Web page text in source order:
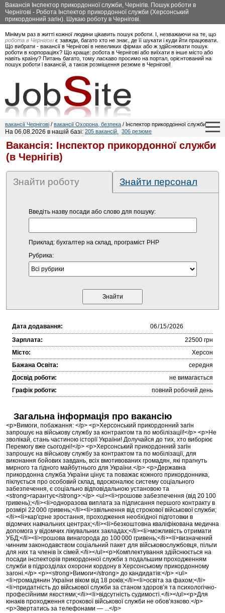
Вакансія Інспектор прикордонної служби, Чернігів. Пошук роботи в
Чернігові - Робота Інспектор прикордонної служби (Херсонський
прикордонний загін). Шукаю роботу в Чернігові.
Мінімум раз в житті кожної людини цікавить пошук роботи. І, незважаючи на те, що
робота в Черніговіє завжди, багато хто не знає, де її шукати і куди йти працювати.
Що вибрати - вакансії в Чернігові в невеликих фірмах або ж здійснювати пошук
роботи в корпораціях? Що краще: робота в Чернігові або виїхати в інше місто або
навіть країну? Питань багато, тому ласкаво просимо на портал, орієнтований на
пошук роботи і вакансій, а також розміщення резюме в Чернігові!
вакансії Чернігові / вакансії Охорона, безпека / Інспектор прикордонної служби
На 06.08.2026 в нашій базі: 205 вакансій, 306 резюме
Вакансія: Інспектор прикордонної служби
(в Чернігів)
Знайти роботу Знайти персонал
Введіть назву посади або слово для пошуку:
Приклад: бухгалтер на склад, програміст PHP
Рубрика:
Дата додавання:
Зарплата:
22500 грн
Місто:
Херсон
Бажана Освіта:
середня
Досвід роботи:
не вимагається
Графік роботи:
повний робочий день
Загальна інформація про вакансію
<p>Вимоги, побажання: </p> <p>Херсонський прикордонний загін
запрошує на військову службу за контрактом та по мобілізації!</p> <p>Не
зволікай, стань частиною історії України! Долучайся до тих, хто виборює
Перемогу вже сьогодні!</p> <p>Херсонський прикордонний загін
запрошує на військову службу за контрактом та по мобілізації, для
виконання бойових завдань, всіх вмотивованих громадян, які прагнуть
мирного та гідного майбутнього для України.</p> <p>Державна
прикордонна служба України цінує та поважає кожного прикордонника,
піклується про особовий склад, вдосконалює систему соціального
забезпечення, є соціально відповідальною установою та
<strong>гарантує</strong>:</p> <ul><li>грошове забезпечення (від 20 100
гривень);</li><li>одноразова виплата за підписання першого контракту в
розмірі 22 000 гривень;</li><li>звільнення від строкової військової служби;
</li><li>кар'єрне зростання, проходження необхідної підготовки в
відомчих навчальних центрах;</li><li>безкоштовна кваліфікована медична
допомога у відомчих лікувальних закладах;</li><li>можливість отримати
УБД;</li><li>грошова винагорода до 100 000 гривень;</li><li>визначений
чинним законодавством соціальний пакет для військовослужбовця, пільги
для них та членів їх сімей.</li></ul><p>Комплектування здійснюється на
посади інспекторів прикордонної служби з подальшим проходженням
служби в підрозділах охорони кордону в Херсонському прикордонному
загоні.</p> <p><strong>Вимоги</strong> до кандидатів:</p> <ul>
<li>громадянин України віком від 18 років;</li><li>освіта за фахом;</li>
<li>придатність до військової служби за станом здоров’я та психологічно-
професійними якостями;</li><li>відсутність судимості.</li></ul><p>Для
юнаків проходження строкової військової служби не обов’язково.</p>
<p>Звертатись за телефонами — ...</p>